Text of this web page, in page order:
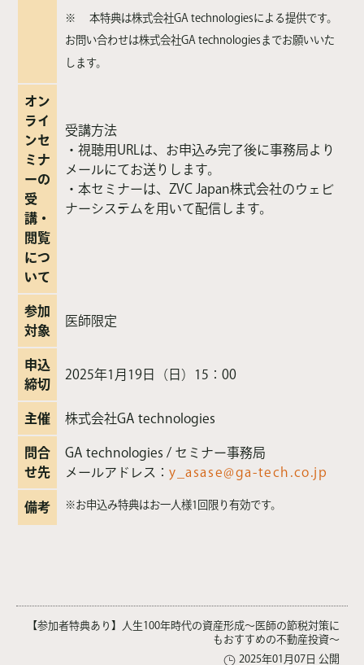
※
本特典は株式会社GA technologiesによる提供です。
お問い合わせは株式会社GA technologiesまでお願いいた
します。
オン
ライ
ンセ
ミナ
ーの
受
講・
閲覧
につ
いて
受講方法
・視聴用URLは、お申込み完了後に事務局より
メールにてお送りします。
・本セミナーは、ZVC Japan株式会社のウェビ
ナーシステムを用いて配信します。
参加
対象
医師限定
申込
締切
2025年1月19日（日）15：00
主催 株式会社GA technologies
問合
せ先
GA technologies / セミナー事務局
メールアドレス： y_asase@ga-tech.co.jp
備考 ※お申込み特典はお一人様1回限り有効です。
【参加者特典あり】人生100年時代の資産形成〜医師の節税対策に
もおすすめの不動産投資〜
2025年01月07日 公開